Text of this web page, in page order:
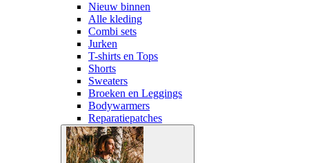
Nieuw binnen
Alle kleding
Combi sets
Jurken
T-shirts en Tops
Shorts
Sweaters
Broeken en Leggings
Bodywarmers
Reparatiepatches